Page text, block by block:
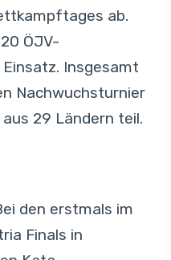
ab.
ÖJV-
Insgesamt
Nachwuchsturnier
29 Ländern teil.
den erstmals im
Finals in